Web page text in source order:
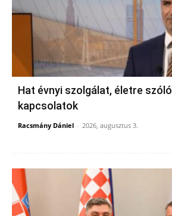
Hat évnyi szolgálat, életre szóló
kapcsolatok
Racsmány Dániel - 2026, augusztus 3.